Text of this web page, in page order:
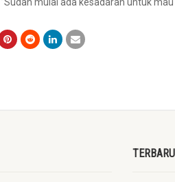
TERBARU